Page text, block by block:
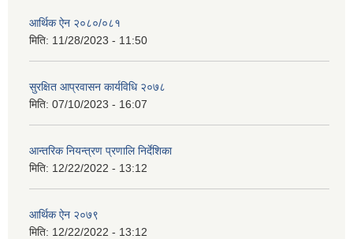
आर्थिक ऐन २०८०/०८१
मिति: 11/28/2023 - 11:50
सुरक्षित आप्रवासन कार्यविधि २०७८
मिति: 07/10/2023 - 16:07
आन्तरिक नियन्त्रण प्रणालि निर्देशिका
मिति: 12/22/2022 - 13:12
आर्थिक ऐन २०७९
मिति: 12/22/2022 - 13:12